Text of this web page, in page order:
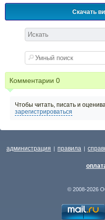
Скачать
Комментарии 0
Чтобы читать, писать и
зарегистрироваться
администрация | правила |
© 2008-2026